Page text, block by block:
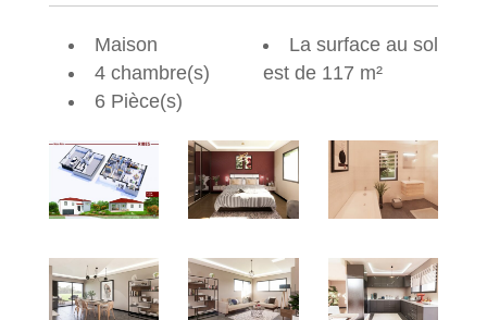
Maison
4 chambre(s)
6 Pièce(s)
La surface au sol
est de 117 m²